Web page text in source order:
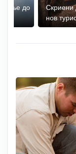
Скриени
нов туристички